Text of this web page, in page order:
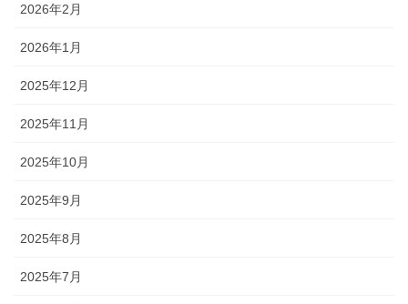
2026年2月
2026年1月
2025年12月
2025年11月
2025年10月
2025年9月
2025年8月
2025年7月